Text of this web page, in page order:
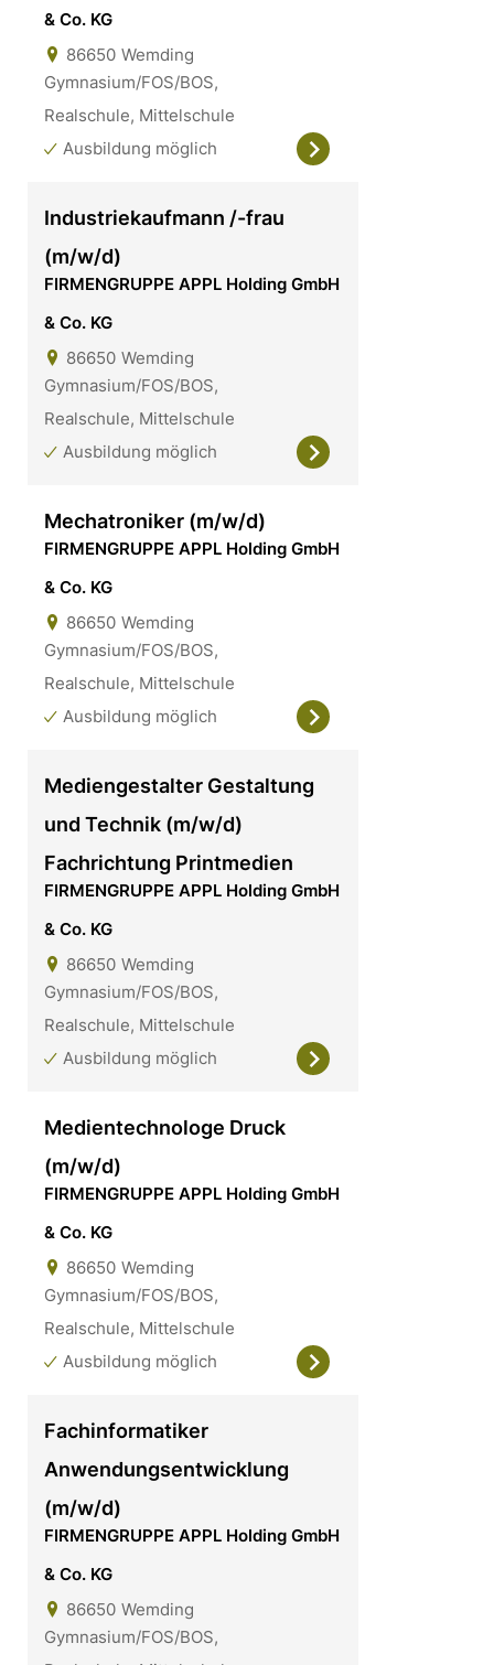
& Co. KG
86650 Wemding
Gymnasium/FOS/BOS,
Realschule, Mittelschule
Ausbildung möglich
Industriekaufmann /-frau
(m/w/d)
FIRMENGRUPPE APPL Holding GmbH
& Co. KG
86650 Wemding
Gymnasium/FOS/BOS,
Realschule, Mittelschule
Ausbildung möglich
Mechatroniker (m/w/d)
FIRMENGRUPPE APPL Holding GmbH
& Co. KG
86650 Wemding
Gymnasium/FOS/BOS,
Realschule, Mittelschule
Ausbildung möglich
Mediengestalter Gestaltung
und Technik (m/w/d)
Fachrichtung Printmedien
FIRMENGRUPPE APPL Holding GmbH
& Co. KG
86650 Wemding
Gymnasium/FOS/BOS,
Realschule, Mittelschule
Ausbildung möglich
Medientechnologe Druck
(m/w/d)
FIRMENGRUPPE APPL Holding GmbH
& Co. KG
86650 Wemding
Gymnasium/FOS/BOS,
Realschule, Mittelschule
Ausbildung möglich
Fachinformatiker
Anwendungsentwicklung
(m/w/d)
FIRMENGRUPPE APPL Holding GmbH
& Co. KG
86650 Wemding
Gymnasium/FOS/BOS,